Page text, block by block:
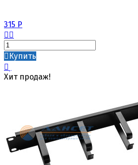
315 Р
Купить
Хит продаж!